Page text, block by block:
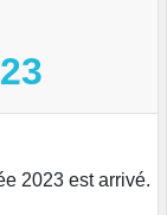
2023 est arrivé.